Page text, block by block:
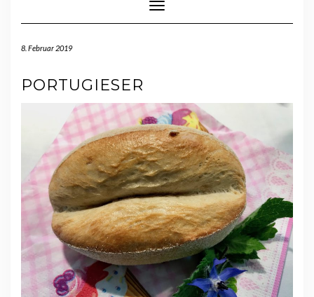
Toggle Navigation
8. Februar 2019
PORTUGIESER